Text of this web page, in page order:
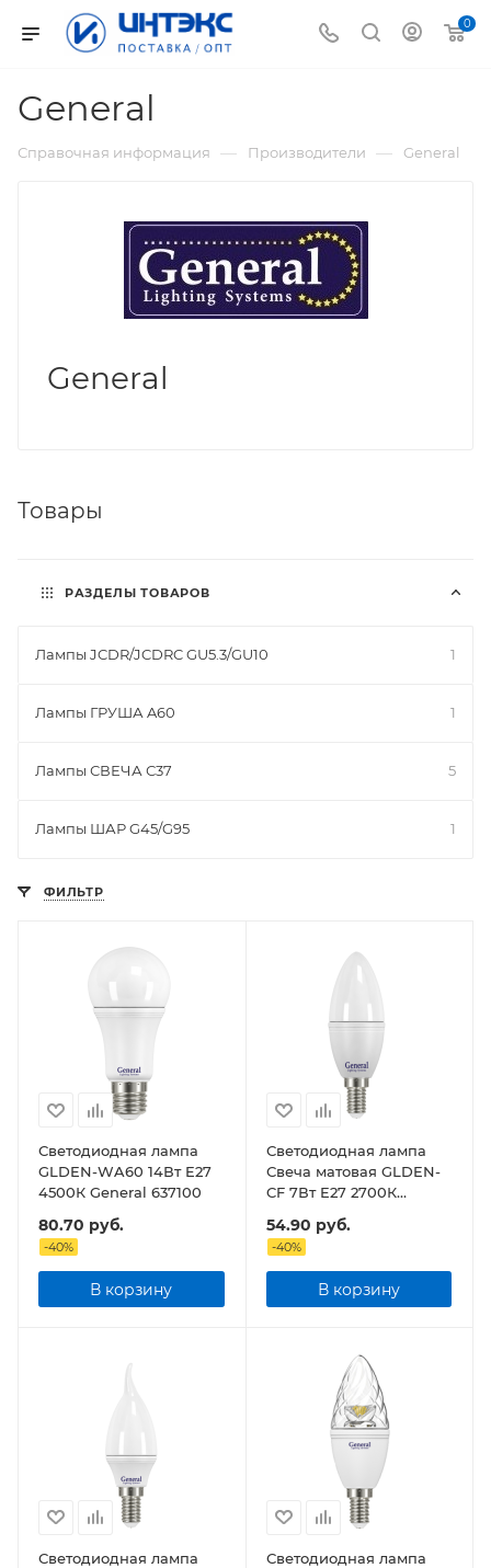
0
General
Справочная информация — Производители — General
General
Товары
РАЗДЕЛЫ ТОВАРОВ
Лампы JCDR/JCDRC GU5.3/GU10 1
Лампы ГРУША A60 1
Лампы СВЕЧА С37 5
Лампы ШАР G45/G95 1
ФИЛЬТР
Светодиодная лампа
GLDEN-WA60 14Вт E27
4500К General 637100
80.70 руб.
-40%
В корзину
Светодиодная лампа
Свеча матовая GLDEN-
CF 7Вт E27 2700К
54.90 руб.
-40%
В корзину
Светодиодная лампа
Светодиодная лампа